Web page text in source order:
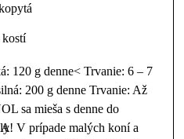
120 g denne< Trvanie: 6 – 7
200 g denne Trvanie: Až
sa mieša s denne do
V prípade malých koní a